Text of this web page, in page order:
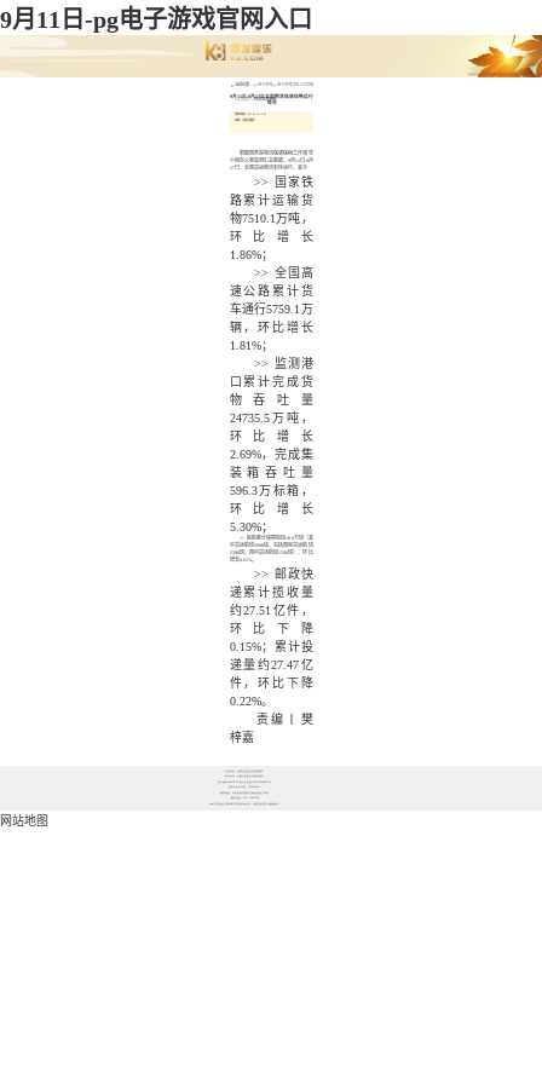
9月11日-pg电子游戏官网入口
当前位置 : pg电子游戏pg电子游戏官网入口官网
入口首页>物流保通保畅
9月11日-9月17日全国物流保通保畅运行
情况
根据国务院物流保通保畅工作领导
小组办公室监测汇总数据， 9月11日-9月
17日，全国货运物流有序运行，其中：
>>
国家铁
路累计运输货
物7510.1万吨，
环比 增长
1.86%；
>> 全国高
速公路累计货
车通行5759.1万
辆，环比增长
1.81%；
>>
监测港
口累计完成货
物吞吐量
24735.5万吨 ，
环比 增长
2.69%，完成集
装箱吞吐量
596.3万标箱 ，
环比 增长
5.30%；
>> 民航累计保障航班10.9万班（其
中货运航班3988班，包括国际货运航班
2398班，国内货运航班 1590班 ），环比
增长0.63%；
>>
邮政快
递累计揽收量
约27.51亿件 ，
环比 下降
0.15%；累计投
递量约27.47亿
件，环比下降
0.22%。
责编丨樊
梓嘉
网站地图